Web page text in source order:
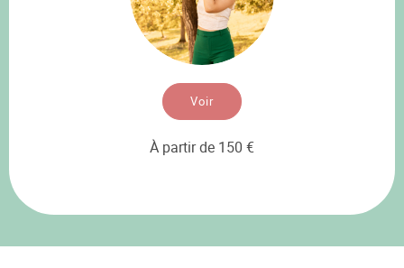
Voir
À partir de 150 €